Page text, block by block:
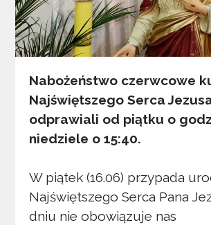
Nabożeństwo czerwcowe
Najświętszego Serca
odprawiali od piątku o
niedziele o 15:40.
W piątek (16.06) przypada
Najświętszego Serca Pana
dniu nie obowiązuje nas